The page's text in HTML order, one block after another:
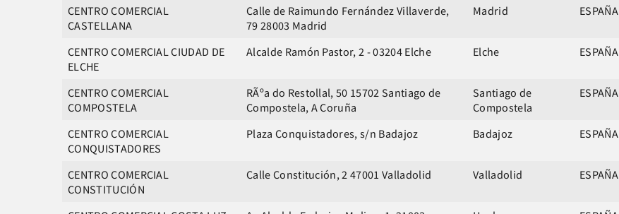
CENTRO COMERCIAL
CASTELLANA
Calle de Raimundo Fernández Villaverde,
79 28003 Madrid
Madrid ESPAÑA
CENTRO COMERCIAL CIUDAD DE
ELCHE
Alcalde Ramón Pastor, 2 - 03204 Elche Elche ESPAÑA
CENTRO COMERCIAL
COMPOSTELA
RÃºa do Restollal, 50 15702 Santiago de
Compostela, A Coruña
Santiago de
Compostela
ESPAÑA
CENTRO COMERCIAL
CONQUISTADORES
Plaza Conquistadores, s/n Badajoz Badajoz ESPAÑA
CENTRO COMERCIAL
CONSTITUCIÓN
Calle Constitución, 2 47001 Valladolid Valladolid ESPAÑA